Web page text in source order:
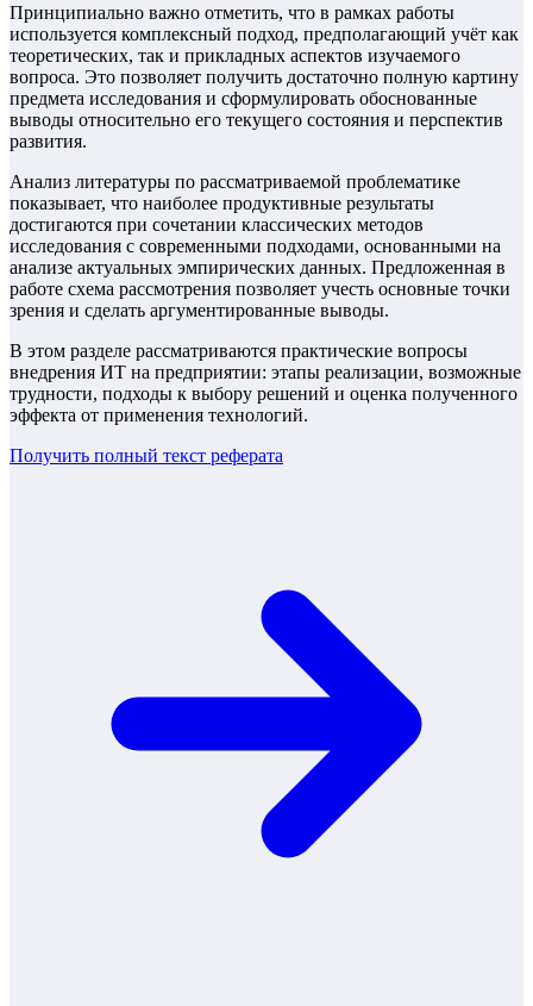
Принципиально важно отметить, что в рамках работы
используется комплексный подход, предполагающий учёт как
теоретических, так и прикладных аспектов изучаемого
вопроса. Это позволяет получить достаточно полную картину
предмета исследования и сформулировать обоснованные
выводы относительно его текущего состояния и перспектив
развития.
Анализ литературы по рассматриваемой проблематике
показывает, что наиболее продуктивные результаты
достигаются при сочетании классических методов
исследования с современными подходами, основанными на
анализе актуальных эмпирических данных. Предложенная в
работе схема рассмотрения позволяет учесть основные точки
зрения и сделать аргументированные выводы.
В этом разделе рассматриваются практические вопросы
внедрения ИТ на предприятии: этапы реализации, возможные
трудности, подходы к выбору решений и оценка полученного
эффекта от применения технологий.
Получить полный текст реферата